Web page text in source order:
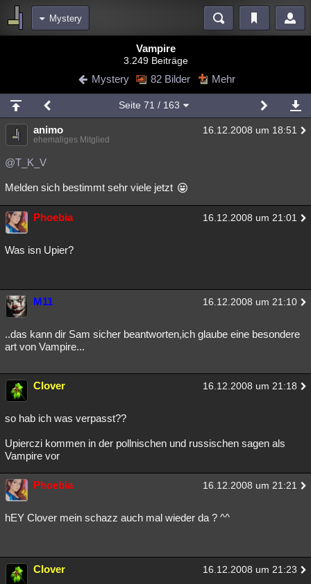
Mystery
Blogs Videos
Chat Wiki Neuigkeiten
meine Rubriken
Menschen Mystery Kriminalfälle
Spiritualität
Natur Umfragen Unterhaltung
weitere Rubriken
Philosophie
Astronomie
Übersichten
Lesenswert Schlüsselwörter
Vampire
3.249 Beiträge
Mystery 82 Bilder Mehr
Seite 71 / 163
animo 16.12.2008 um 18:51
ehemaliges Mitglied
@T_K_V
Melden sich bestimmt sehr viele jetzt
Phoebia 16.12.2008 um 21:01
Was isn Upier?
M11 16.12.2008 um 21:10
..das kann dir Sam sicher beantworten,ich glaube eine besondere
art von Vampire...
Clover 16.12.2008 um 21:18
so hab ich was verpasst??
Upierczi kommen in der pollnischen und russischen sagen als
Vampire vor
Phoebia 16.12.2008 um 21:21
hEY Clover mein schazz auch mal wieder da ? ^^
Clover 16.12.2008 um 21:23